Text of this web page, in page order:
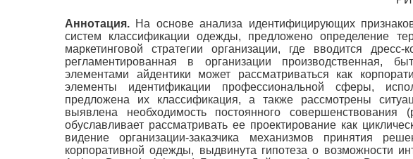
Аннотация. На основе анализа идентифицирующих
систем классификации одежды, предложено определение
маркетинговой стратегии организации, где вводится
регламентированная в организации производственная,
элементами айдентики может рассматриваться как
элементы идентификации профессиональной сферы,
предложена их классификация, а также рассмотрены
выявлена необходимость постоянного совершенствования
обуславливает рассматривать ее проектирование как
видение организации-заказчика механизмов принятия
корпоративной одежды, выдвинута гипотеза о возможности